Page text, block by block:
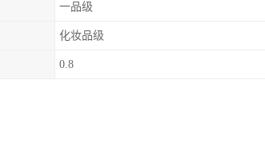
一品级
化妆品级
0.8